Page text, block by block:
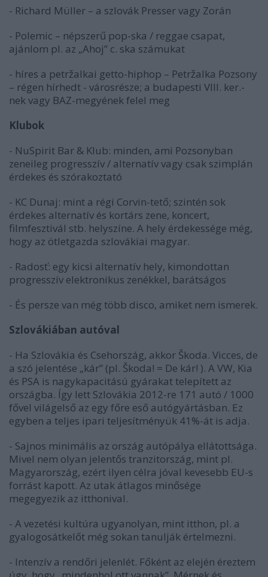
- Richard Müller – a szlovák Presser vagy Zorán
- Polemic – népszerű pop-ska / reggae csapat,
ajánlom pl. az „Ahoj” c. ska számukat
- híres a petržalkai getto-hiphop – Petržalka Pozsony
– régen hírhedt - városrésze; a budapesti VIII. ker.-
nek vagy BAZ-megyének felel meg
Klubok
- NuSpirit Bar & Klub: minden, ami Pozsonyban
zeneileg progresszív / alternatív vagy csak szimplán
érdekes és szórakoztató
- KC Dunaj: mint a régi Corvin-tető; szintén sok
érdekes alternatív és kortárs zene, koncert,
filmfesztivál stb. helyszíne. A hely érdekessége még,
hogy az ötletgazda szlovákiai magyar.
- Radosť: egy kicsi alternatív hely, kimondottan
progresszív elektronikus zenékkel, barátságos
- És persze van még több disco, amiket nem ismerek.
Szlovákiában autóval
- Ha Szlovákia és Csehország, akkor Škoda. Vicces, de
a szó jelentése „kár” (pl. Škoda! = De kár! ). A VW, Kia
és PSA is nagykapacitású gyárakat telepített az
országba. Így lett Szlovákia 2012-re 171 autó / 1000
fővel világelső az egy főre eső autógyártásban. Ez
egyben a teljes ipari teljesítményük 41%-át is adja.
- Sajnos minimális az ország autópálya ellátottsága.
Mivel nem olyan jelentős tranzitország, mint pl.
Magyarország, ezért ilyen célra jóval kevesebb EU-s
forrást kapott. Az utak átlagos minősége
megegyezik az itthonival.
- A vezetési kultúra ugyanolyan, mint itthon, pl. a
gyalogosátkelőt még sokan tanulják értelmezni.
- Intenzív a rendőri jelenlét. Főként az elején éreztem